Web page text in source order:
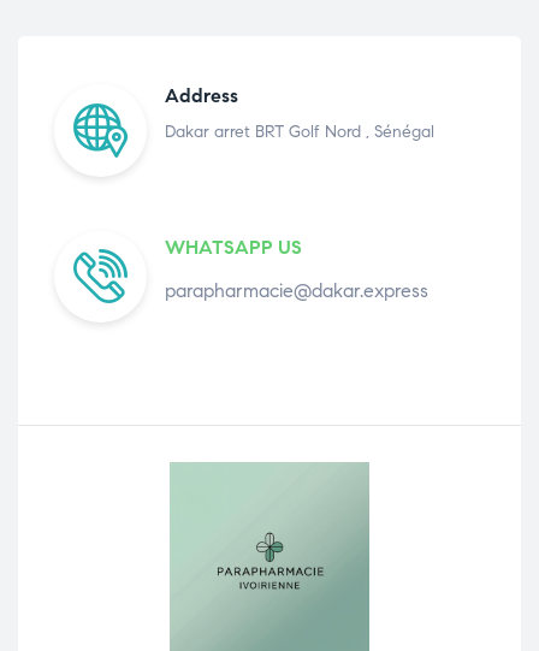
Address
Dakar arret BRT Golf Nord , Sénégal
WHATSAPP US
parapharmacie@dakar.express